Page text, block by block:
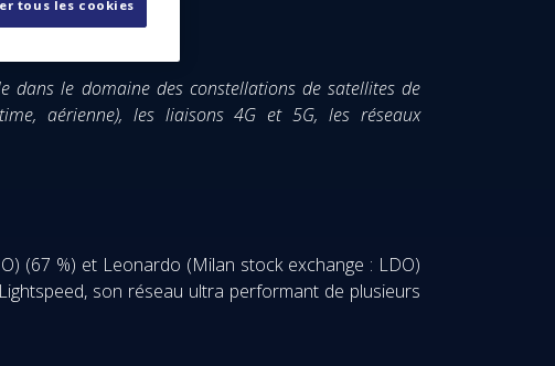
dans le domaine des constellations de satellites de
aérienne), les liaisons 4G et 5G, les réseaux
(67 %) et Leonardo (Milan stock exchange : LDO)
son réseau ultra performant de plusieurs
tous les cookies